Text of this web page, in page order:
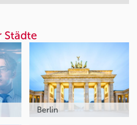
Städte
Berlin